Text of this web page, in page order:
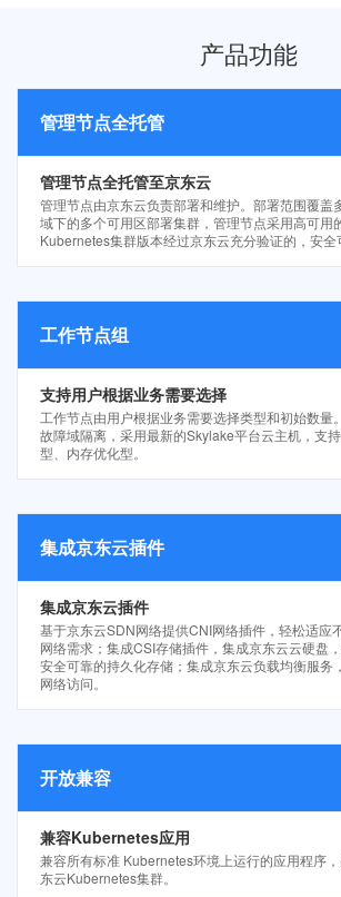
产品功能
管理节点全托管
管理节点全托管至京东云
管理节点由京东云负责部署和维护。部署范围覆盖
域下的多个可用区部署集群，管理节点采用高可用
Kubernetes集群版本经过京东云充分验证的，安全
工作节点组
支持用户根据业务需要选择
工作节点由用户根据业务需要选择类型和初始数量
故障域隔离，采用最新的Skylake平台云主机，支
型、内存优化型。
集成京东云插件
集成京东云插件
基于京东云SDN网络提供CNI网络插件，轻松适应
网络需求；集成CSI存储插件，集成京东云云硬盘
安全可靠的持久化存储；集成京东云负载均衡服务
网络访问。
开放兼容
兼容Kubernetes应用
兼容所有标准 Kubernetes环境上运行的应用程序
东云Kubernetes集群。